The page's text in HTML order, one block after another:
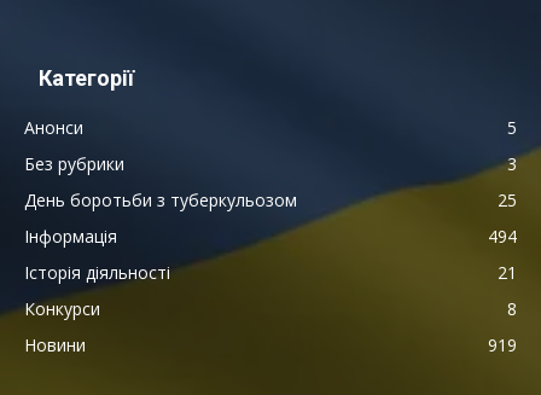
Категорії
Анонси
5
Без рубрики
3
День боротьби з туберкульозом
25
Інформація
494
Історія діяльності
21
Конкурси
8
Новини
919